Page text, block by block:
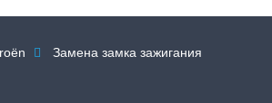
 Замена замка зажигания